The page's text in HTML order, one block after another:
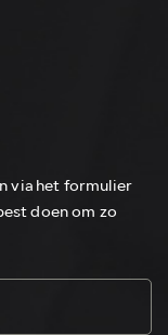
via het formulier
doen om zo